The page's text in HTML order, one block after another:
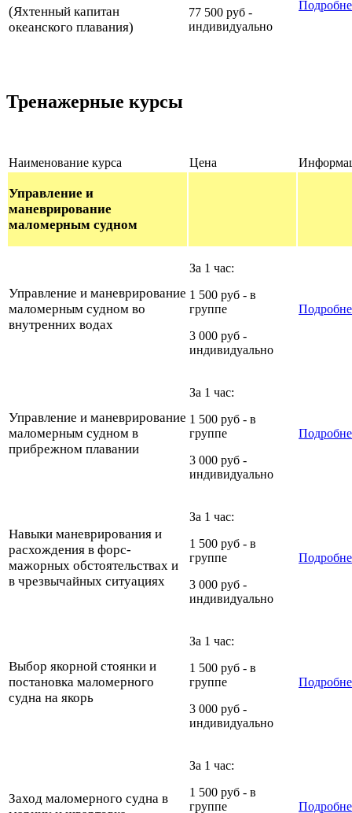
(Яхтенный капитан
океанского плавания)
77 500 руб -
индивидуально
Тренажерные курсы
Наименование курса Цена
Управление и
маневрирование
маломерным судном
Управление и маневрирование
маломерным судном во
внутренних водах
За 1 час:
1 500 руб - в
группе
3 000 руб -
индивидуально
Управление и маневрирование
маломерным судном в
прибрежном плавании
За 1 час:
1 500 руб - в
группе
3 000 руб -
индивидуально
Навыки маневрирования и
расхождения в форс-
мажорных обстоятельствах и
в чрезвычайных ситуациях
За 1 час:
1 500 руб - в
группе
3 000 руб -
индивидуально
Выбор якорной стоянки и
постановка маломерного
судна на якорь
За 1 час:
1 500 руб - в
группе
3 000 руб -
индивидуально
Заход маломерного судна в
За 1 час:
1 500 руб - в
группе